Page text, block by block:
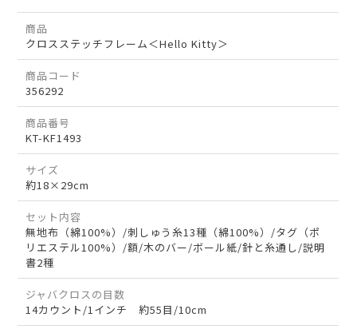
商品
クロスステッチフレーム＜Hello Kitty＞
商品コード
356292
商品番号
KT-KF1493
サイズ
約18×29cm
セット内容
無地布（綿100%）/刺しゅう糸13種（綿100%）/タグ（ポ
リエステル100%）/額/木のバー/ボール紙/針と糸通し/説明
書2種
ジャバクロスの目数
14カウント/1インチ 約55目/10cm